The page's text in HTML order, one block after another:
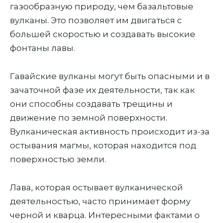
газообразную природу, чем базальтовые
вулканы. Это позволяет им двигаться с
большей скоростью и создавать высокие
фонтаны лавы.
Гавайские вулканы могут быть опасными и в
зачаточной фазе их деятельности, так как
они способны создавать трещины и
движение по земной поверхности.
Вулканическая активность происходит из-за
остывания магмы, которая находится под
поверхностью земли.
Лава, которая остывает вулканической
деятельностью, часто принимает форму
черной и кварца. Интересными фактами о